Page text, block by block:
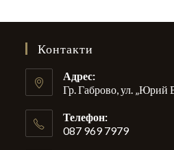
Контакти
Адрес:
Гр. Габрово, ул. „Юрий
Телефон:
087 969 7979